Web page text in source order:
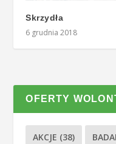
Skrzydła
6 grudnia 2018
OFERTY
AKCJE (38)